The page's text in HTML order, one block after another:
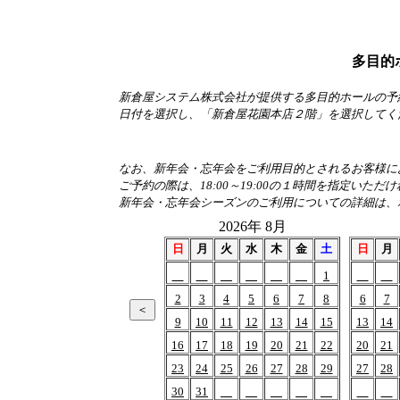
多目的
新倉屋システム株式会社が提供する多目的ホールの
日付を選択し、「新倉屋花園本店２階」を選択して
なお、新年会・忘年会をご利用目的とされるお客様
ご予約の際は、18:00～19:00の１時間を指定いただ
新年会・忘年会シーズンのご利用についての詳細は
2026年 8月
日 月 火 水 木 金
土
1
2
3 4 5 6 7
8
9
10 11 12 13 14
15
16
17 18 19 20 21
22
23
24 25 26 27 28
29
30
31
日 月
6
7
13
14
20
21
27
28